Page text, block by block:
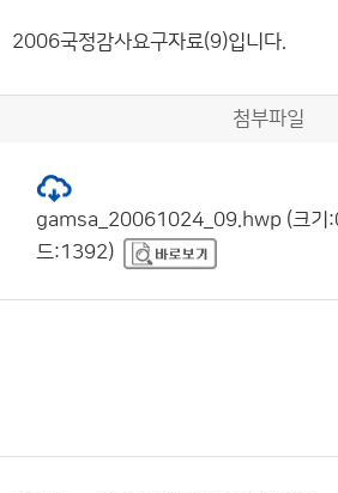
2006국정감사요구자료(9)입니다.
첨부파일
gamsa_20061024_09.hwp (크기
드:1392)